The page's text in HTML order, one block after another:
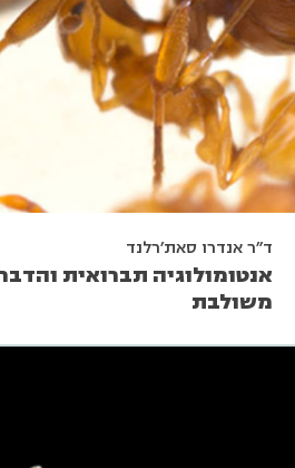
ד"ר אנדרו סאת'רלנד
אנטומולוגיה תברואית
משולבת